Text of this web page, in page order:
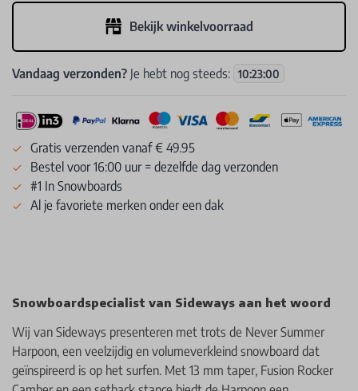
Bekijk winkelvoorraad
Vandaag verzonden? Je hebt nog steeds: 10:22:59
Gratis verzenden vanaf € 49.95
Bestel voor 16:00 uur = dezelfde dag verzonden
#1 In Snowboards
Al je favoriete merken onder een dak
Snowboardspecialist van Sideways aan het woord
Wij van Sideways presenteren met trots de Never Summer
Harpoon, een veelzijdig en volumeverkleind snowboard dat
geïnspireerd is op het surfen. Met 13 mm taper, Fusion Rocker